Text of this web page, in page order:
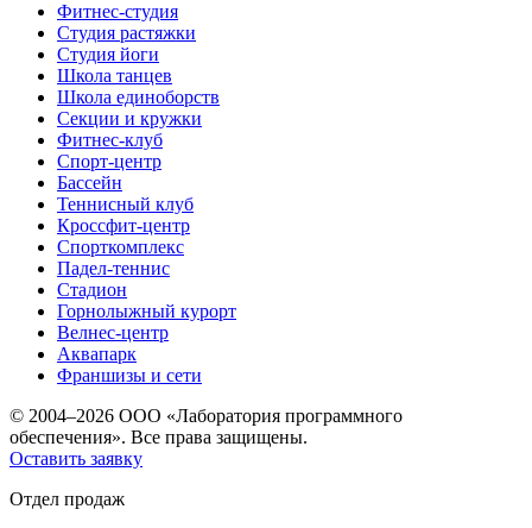
Фитнес-студия
Студия растяжки
Студия йоги
Школа танцев
Школа единоборств
Секции и кружки
Фитнес-клуб
Спорт-центр
Бассейн
Теннисный клуб
Кроссфит-центр
Спорткомплекс
Падел-теннис
Стадион
Горнолыжный курорт
Велнес-центр
Аквапарк
Франшизы и сети
© 2004–2026 ООО «Лаборатория программного
обеспечения». Все права защищены.
Оставить заявку
Отдел продаж